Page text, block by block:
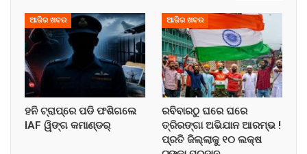
ଆଜିର ଖବର
ହନି ଟ୍ରାପ୍‌ରେ ପଡି ଫଶିଗଲେ
IAF ୱିଙ୍ଗ କମାଣ୍ଡର୍
ଆଜିର ଖବର
ରବିବାରଠୁ ଘରେ ଘରେ
ତ୍ରିରଙ୍ଗା ଅଭିଯାନ ଆରମ୍ଭ !
ପ୍ରତି ଜିଲ୍ଲାକୁ ୧୦ ଲକ୍ଷ